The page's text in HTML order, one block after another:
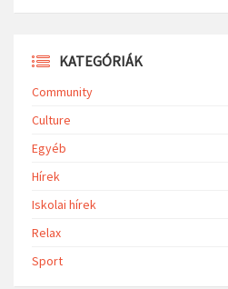
KATEGÓRIÁK
Community
Culture
Egyéb
Hírek
Iskolai hírek
Relax
Sport